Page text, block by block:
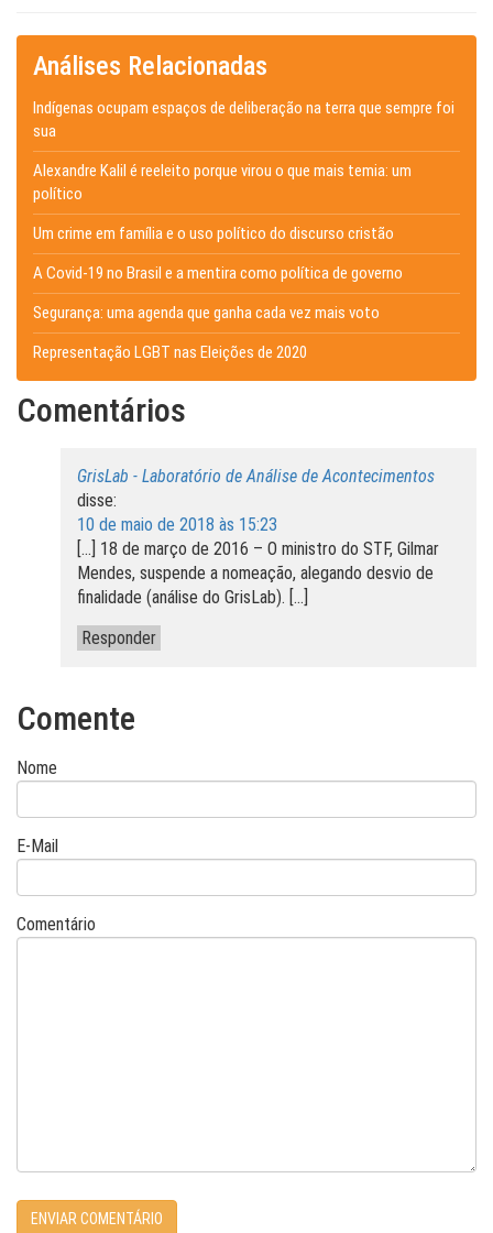
Análises Relacionadas
Indígenas ocupam espaços de deliberação na terra que sempre foi
sua
Alexandre Kalil é reeleito porque virou o que mais temia: um
político
Um crime em família e o uso político do discurso cristão
A Covid-19 no Brasil e a mentira como política de governo
Segurança: uma agenda que ganha cada vez mais voto
Representação LGBT nas Eleições de 2020
Comentários
GrisLab - Laboratório de Análise de Acontecimentos
disse:
10 de maio de 2018 às 15:23
[…] 18 de março de 2016 – O ministro do STF, Gilmar
Mendes, suspende a nomeação, alegando desvio de
finalidade (análise do GrisLab). […]
Responder
Comente
Nome
E-Mail
Comentário